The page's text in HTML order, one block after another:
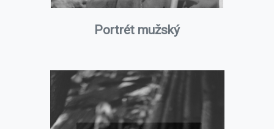
Portrét mužský